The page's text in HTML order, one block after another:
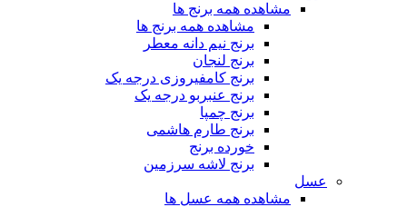
مشاهده همه برنج ها
مشاهده همه برنج ها
برنج نیم دانه معطر
برنج لنجان
برنج کامفیروزی درجه یک
برنج عنبربو درجه یک
برنج چمپا
برنج طارم هاشمی
خورده برنج
برنج لاشه سرزمین
عسل
مشاهده همه عسل ها